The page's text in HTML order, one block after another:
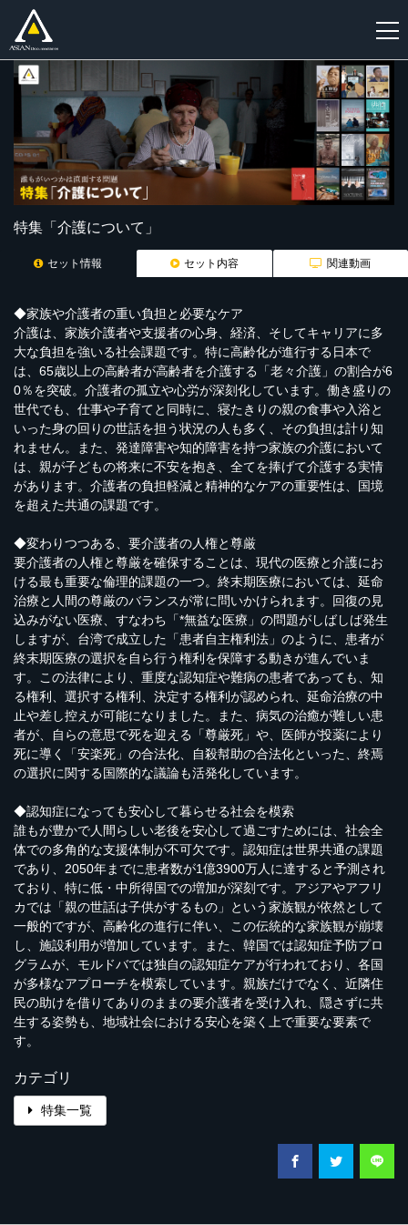
特集「介護について」
セット情報 セット内容 関連動画
◆家族や介護者の重い負担と必要なケア
介護は、家族介護者や支援者の心身、経済、そしてキャリアに多
大な負担を強いる社会課題です。特に高齢化が進行する日本で
は、65歳以上の高齢者が高齢者を介護する「老々介護」の割合が6
0％を突破。介護者の孤立や心労が深刻化しています。働き盛りの
世代でも、仕事や子育てと同時に、寝たきりの親の食事や入浴と
いった身の回りの世話を担う状況の人も多く、その負担は計り知
れません。また、発達障害や知的障害を持つ家族の介護において
は、親が子どもの将来に不安を抱き、全てを捧げて介護する実情
があります。介護者の負担軽減と精神的なケアの重要性は、国境
を超えた共通の課題です。
◆変わりつつある、要介護者の人権と尊厳
要介護者の人権と尊厳を確保することは、現代の医療と介護にお
ける最も重要な倫理的課題の一つ。終末期医療においては、延命
治療と人間の尊厳のバランスが常に問いかけられます。回復の見
込みがない医療、すなわち「*無益な医療」の問題がしばしば発生
しますが、台湾で成立した「患者自主権利法」のように、患者が
終末期医療の選択を自ら行う権利を保障する動きが進んでいま
す。この法律により、重度な認知症や難病の患者であっても、知
る権利、選択する権利、決定する権利が認められ、延命治療の中
止や差し控えが可能になりました。また、病気の治癒が難しい患
者が、自らの意思で死を迎える「尊厳死」や、医師が投薬により
死に導く「安楽死」の合法化、自殺幇助の合法化といった、終焉
の選択に関する国際的な議論も活発化しています。
◆認知症になっても安心して暮らせる社会を模索
誰もが豊かで人間らしい老後を安心して過ごすためには、社会全
体での多角的な支援体制が不可欠です。認知症は世界共通の課題
であり、2050年までに患者数が1億3900万人に達すると予測され
ており、特に低・中所得国での増加が深刻です。アジアやアフリ
カでは「親の世話は子供がするもの」という家族観が依然として
一般的ですが、高齢化の進行に伴い、この伝統的な家族観が崩壊
し、施設利用が増加しています。また、韓国では認知症予防プロ
グラムが、モルドバでは独自の認知症ケアが行われており、各国
が多様なアプローチを模索しています。親族だけでなく、近隣住
民の助けを借りてありのままの要介護者を受け入れ、隠さずに共
生する姿勢も、地域社会における安心を築く上で重要な要素で
す。
カテゴリ
特集一覧